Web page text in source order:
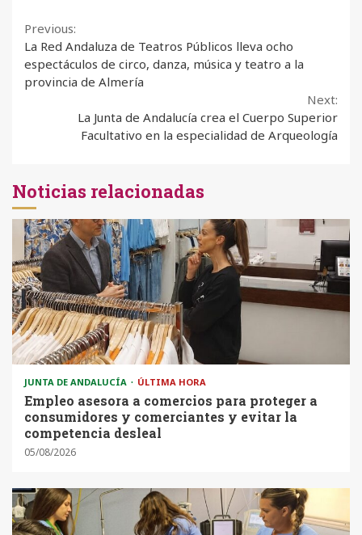
Continue
Reading
Previous:
La Red Andaluza de Teatros Públicos lleva ocho
espectáculos de circo, danza, música y teatro a la
provincia de Almería
Next:
La Junta de Andalucía crea el Cuerpo Superior
Facultativo en la especialidad de Arqueología
Noticias relacionadas
JUNTA DE ANDALUCÍA ÚLTIMA HORA
Empleo asesora a comercios para proteger a
consumidores y comerciantes y evitar la
competencia desleal
05/08/2026